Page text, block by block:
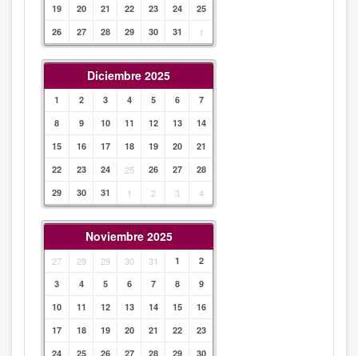
19
20 21 22 23 24
25
26
27 28 29 30 31 1
Diciembre 2025
1 2 3 4 5 6
7
8
9 10 11 12 13
14
15
16 17 18 19 20
21
22
23 24 25 26 27
28
29
30 31 1 2 3 4
Noviembre 2025
27 29 29 30 31 1
2
3
4 5 6 7 8
9
10
11 12 13 14 15
16
17
18 19 20 21 22
23
24
25 26 27 28 29 30